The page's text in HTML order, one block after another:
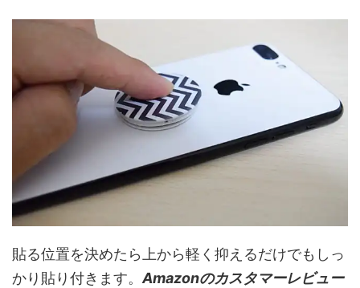
貼る位置を決めたら上から軽く抑えるだけでもしっ
かり貼り付きます。 Amazonのカスタマーレビュー